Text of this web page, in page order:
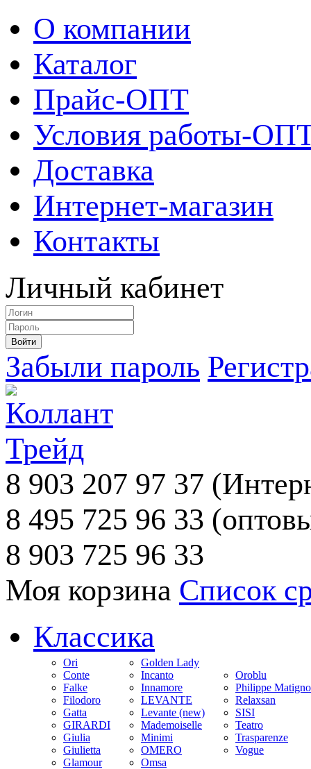
О компании
Каталог
Прайс-ОПТ
Условия работы-
Доставка
Интернет-магазин
Контакты
Личный кабинет
Забыли пароль
8 903 207 97 37
8 495 725 96 33
8 903 725 96 33
Моя корзина Список
Классика
Ori
Conte
Falke
Filodoro
Gatta
GIRARDI
Giulia
Giulietta
Glamour
Golden Lady
Incanto
Innamore
LEVANTE
Levante (new)
Mademoiselle
Minimi
OMERO
Omsa
Oroblu
Philippe
Relaxsan
SISI
Teatro
Trasparenze
Vogue